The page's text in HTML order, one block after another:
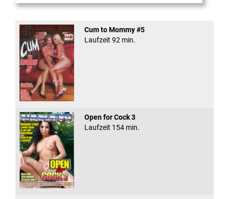
School Of Ass 03
Cum to Mommy #5
Laufzeit 92 min.
Open for Cock 3
Laufzeit 154 min.